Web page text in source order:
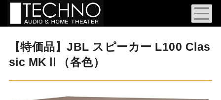
【特価品】JBL スピーカー L100 Clas
sic MKⅡ（各色）